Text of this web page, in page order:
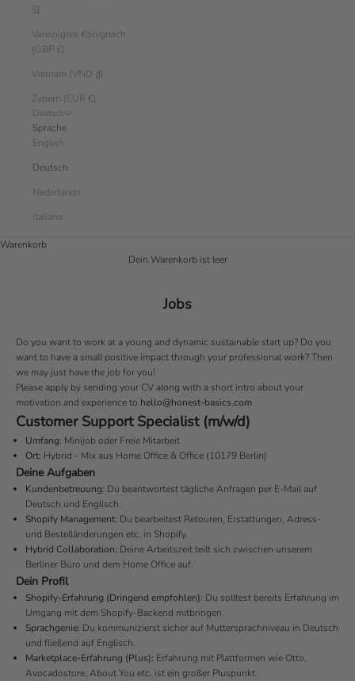
$)
Vereinigtes Königreich
(GBP £)
Vietnam (VND ₫)
Zypern (EUR €)
Deutsch
Sprache
English
Deutsch
Nederlands
Italiano
Warenkorb
Dein Warenkorb ist leer
Jobs
Do you want to work at a young and dynamic sustainable start up? Do you
want to have a small positive impact through your professional work? Then
we may just have the job for you!
Please apply by sending your CV along with a short intro about your
motivation and experience to hello@honest-basics.com
Customer Support Specialist (m/w/d)
Umfang: Minijob oder Freie Mitarbeit
Ort: Hybrid - Mix aus Home Office & Office (10179 Berlin)
Deine Aufgaben
Kundenbetreuung: Du beantwortest tägliche Anfragen per E-Mail auf
Deutsch und Englisch.
Shopify Management: Du bearbeitest Retouren, Erstattungen, Adress-
und Bestelländerungen etc. in Shopify.
Hybrid Collaboration: Deine Arbeitszeit teilt sich zwischen unserem
Berliner Büro und dem Home Office auf.
Dein Profil
Shopify-Erfahrung (Dringend empfohlen): Du solltest bereits Erfahrung im
Umgang mit dem Shopify-Backend mitbringen.
Sprachgenie: Du kommunizierst sicher auf Muttersprachniveau in Deutsch
und fließend auf Englisch.
Marketplace-Erfahrung (Plus): Erfahrung mit Plattformen wie Otto,
Avocadostore, About You etc. ist ein großer Pluspunkt.